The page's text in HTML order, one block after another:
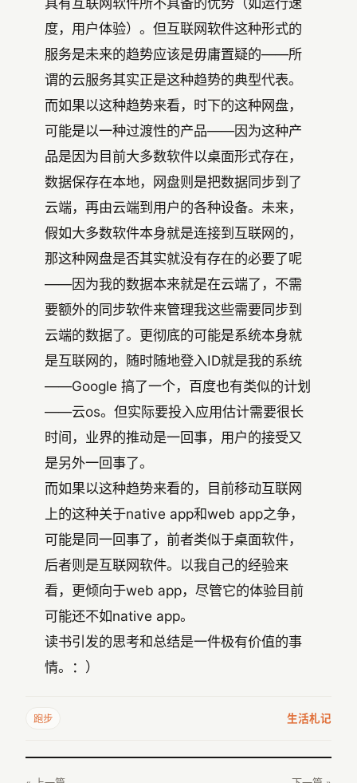
度，用户体验）。但互联网软件这种形式的
服务是未来的趋势应该是毋庸置疑的——所
谓的云服务其实正是这种趋势的典型代表。
而如果以这种趋势来看，时下的这种网盘，
可能是以一种过渡性的产品——因为这种产
品是因为目前大多数软件以桌面形式存在，
数据保存在本地，网盘则是把数据同步到了
云端，再由云端到用户的各种设备。未来，
假如大多数软件本身就是连接到互联网的，
那这种网盘是否其实就没有存在的必要了呢
——因为我的数据本来就是在云端了，不需
要额外的同步软件来管理我这些需要同步到
云端的数据了。更彻底的可能是系统本身就
是互联网的，随时随地登入ID就是我的系统
——Google 搞了一个，百度也有类似的计划
——云os。但实际要投入应用估计需要很长
时间，业界的推动是一回事，用户的接受又
是另外一回事了。
而如果以这种趋势来看的，目前移动互联网
上的这种关于native app和web app之争，
可能是同一回事了，前者类似于桌面软件，
后者则是互联网软件。以我自己的经验来
看，更倾向于web app，尽管它的体验目前
可能还不如native app。
读书引发的思考和总结是一件极有价值的事
情。：）
跑步 生活札记